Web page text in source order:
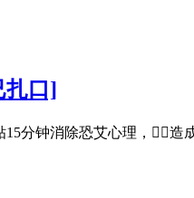
扎口]
钟消除恐艾心理，造